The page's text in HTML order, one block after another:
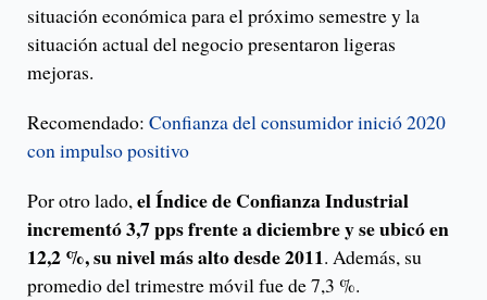
situación económica para el próximo semestre y la
situación actual del negocio presentaron ligeras
mejoras.
Recomendado: Confianza del consumidor inició 2020
con impulso positivo
Por otro lado,el Índice de Confianza Industrial
incrementó 3,7 pps frente a diciembre y se ubicó en
12,2 %, su nivel más alto desde 2011. Además, su
promedio del trimestre móvil fue de 7,3 %.